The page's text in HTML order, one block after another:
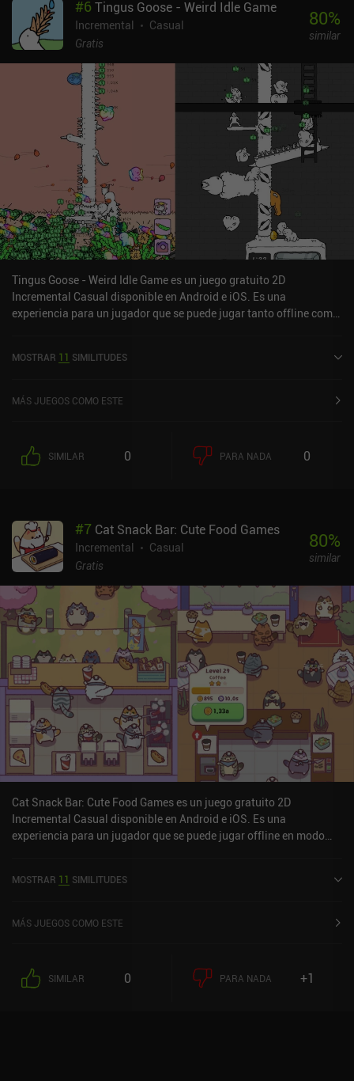
auto-tap durante unos minutos. Así que sí, muy pronto acabarás
viendo anuncios cada 5 minutos más o menos para progresar lo
más rápido posible.
#6Tingus Goose - Weird Idle Game
Incremental
Casual
Gratis
80%
similar
Tingus Goose - Weird Idle Game es un juego gratuito 2D
Incremental Casual disponible en Android e iOS. Es una
experiencia para un jugador que se puede jugar tanto offline como
lanzó en mayo de 2023 y tiene una valoración actual de 3,6 sobre
MOSTRAR 11 SIMILITUDES
MÁS JUEGOS COMO ESTE
SIMILAR 0 PARA NADA 0
#7 Cat Snack Bar: Cute Food Games
Incremental
Casual
Gratis
80%
similar
Cat Snack Bar: Cute Food Games es un juego gratuito 2D
Incremental Casual disponible en Android e iOS. Es una
experiencia para un jugador que se puede jugar offline en modo
2023 y tiene una valoración actual de 4,6 sobre 5,0 en Google Play
MOSTRAR 11 SIMILITUDES
MÁS JUEGOS COMO ESTE
SIMILAR 0 PARA NADA +1